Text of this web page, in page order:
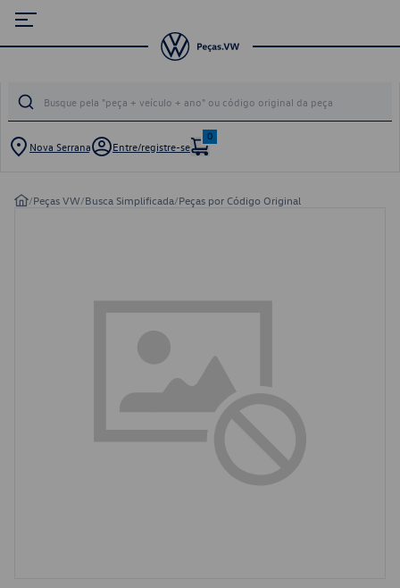
Nova Serrana Entre/registre-se
0
/Peças VW/Busca Simplificada/Peças por Código Original